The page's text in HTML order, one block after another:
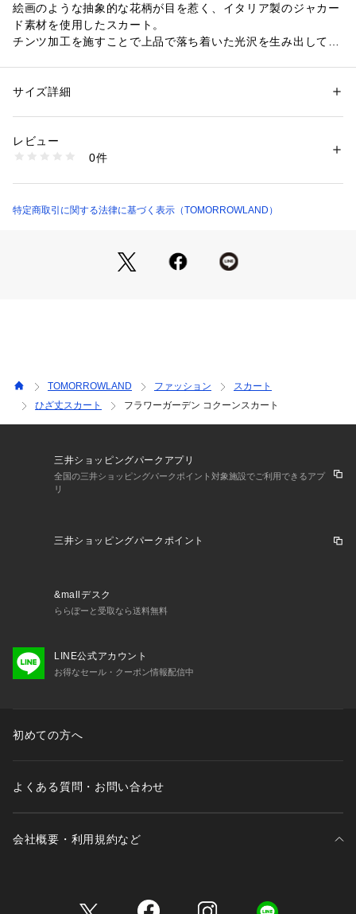
絵画のような抽象的な花柄が目を惹く、イタリア製のジャカー
ド素材を使用したスカート。
チンツ加工を施すことで上品で落ち着いた光沢を生み出してい
一着。
シンプルなトップスを合わせるだけでスタイリングが決まる、
華やかな表情のアイテムです。
さい
店舗にお問い合わせの際は、下記の商品番号をお申し付けくだ
性別：レディース
素材：表地：ポリエステル100％　裏地：キュプラ
洗濯：洗濯不可、漂白不可、アイロン仕上げ可、ドライ可、ウエットクリ
商品番号：1095000021796 （モール）
サイズ詳細
レビュー
0件
特定商取引に関する法律に基づく表示（TOMORROWLAND）
TOMORROWLAND ファッション
スカート
ひざ丈スカート
フラワーガーデン コクーンスカート
三井ショッピングパークアプリ
全国の三井ショッピングパークポイント対象施設でご利用できるアプ
リ
三井ショッピングパークポイント
&mallデスク
ららぽーと受取なら送料無料
LINE公式アカウント
お得なセール・クーポン情報配信中
初めての方へ
よくある質問・お問い合わせ
会社概要・利用規約など